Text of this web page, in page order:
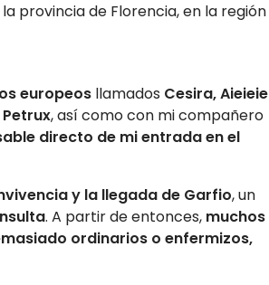
provincia de Florencia, en la región
europeos llamados Cesira, Aieieie
Petrux, así como con mi compañero
directo de mi entrada en el
y la llegada de Garfio, un
. A partir de entonces, muchos
ordinarios o enfermizos,